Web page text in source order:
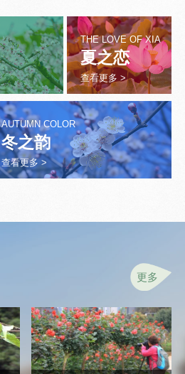
THE LOVE OF XIA
夏之恋
查看更多 >
AUTUMN COLOR
冬之韵
查看更多 >
更多